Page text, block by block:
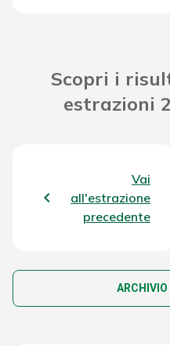
Scopri i
estrazioni
Vai
all'estrazione
precedente
ARCHIVIO